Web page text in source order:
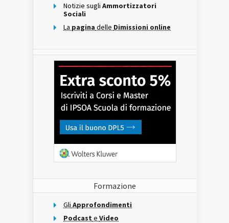
Notizie sugli Ammortizzatori
Sociali
La pagina delle Dimissioni online
Formazione
Gli Approfondimenti
Podcast e Video